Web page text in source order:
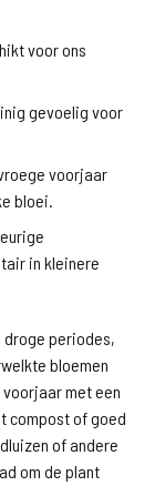
voor ons
gevoelig voor
voorjaar
bloei.
in kleinere
periodes,
bloemen
met een
compost of goed
of andere
om de plant